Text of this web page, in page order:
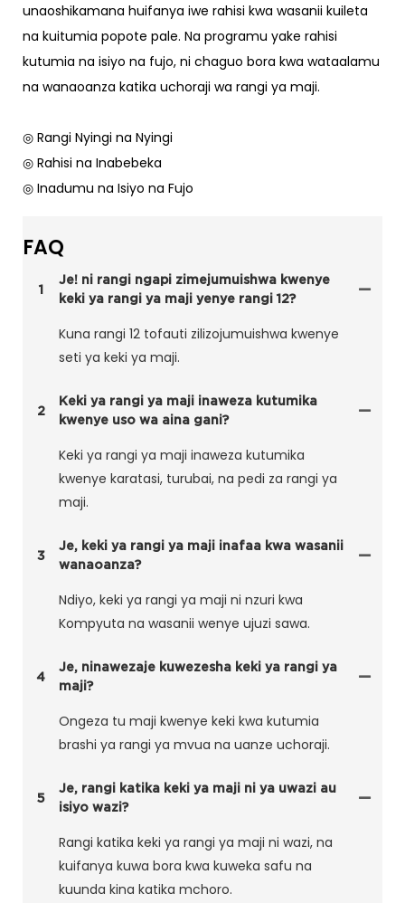
unaoshikamana huifanya iwe rahisi kwa wasanii kuileta
na kuitumia popote pale. Na programu yake rahisi
kutumia na isiyo na fujo, ni chaguo bora kwa wataalamu
na wanaoanza katika uchoraji wa rangi ya maji.
◎ Rangi Nyingi na Nyingi
◎ Rahisi na Inabebeka
◎ Inadumu na Isiyo na Fujo
FAQ
1
Je! ni rangi ngapi zimejumuishwa kwenye
keki ya rangi ya maji yenye rangi 12?
Kuna rangi 12 tofauti zilizojumuishwa kwenye
seti ya keki ya maji.
2
Keki ya rangi ya maji inaweza kutumika
kwenye uso wa aina gani?
Keki ya rangi ya maji inaweza kutumika
kwenye karatasi, turubai, na pedi za rangi ya
maji.
3
Je, keki ya rangi ya maji inafaa kwa wasanii
wanaoanza?
Ndiyo, keki ya rangi ya maji ni nzuri kwa
Kompyuta na wasanii wenye ujuzi sawa.
4
Je, ninawezaje kuwezesha keki ya rangi ya
maji?
Ongeza tu maji kwenye keki kwa kutumia
brashi ya rangi ya mvua na uanze uchoraji.
5
Je, rangi katika keki ya maji ni ya uwazi au
isiyo wazi?
Rangi katika keki ya rangi ya maji ni wazi, na
kuifanya kuwa bora kwa kuweka safu na
kuunda kina katika mchoro.